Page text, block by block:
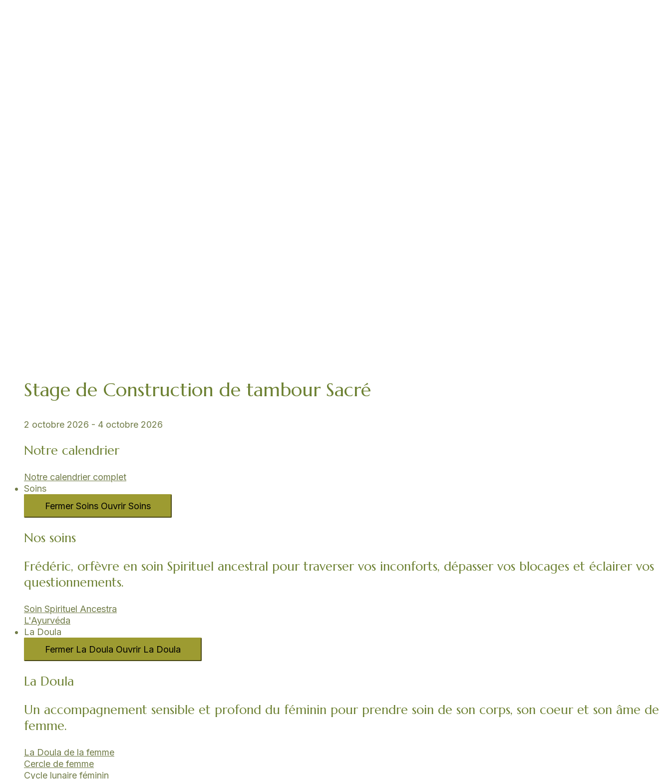
Stage de Construction de tambour Sacré
2 octobre 2026 - 4 octobre 2026
Notre calendrier
Notre calendrier complet
Soins
Fermer Soins Ouvrir Soins
Nos soins
Frédéric, orfèvre en soin Spirituel ancestral pour traverser vos inconforts, dépasser vos blocages et éclairer vos
questionnements.
Soin Spirituel Ancestra
L'Ayurvéda​
La Doula
Fermer La Doula Ouvrir La Doula
La Doula
Un accompagnement sensible et profond du féminin pour prendre soin de son corps, son coeur et son âme de
femme.
La Doula de la femme
Cercle de femme​
Cycle lunaire féminin​